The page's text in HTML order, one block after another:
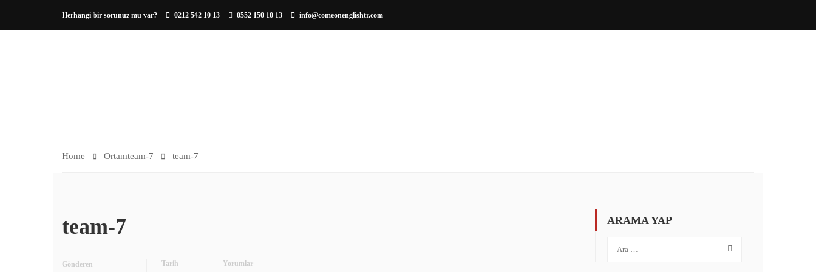
Herhangi bir sorunuz mu var? 0212 542 10 13 0552 150 10 13 info@comeonenglishtr.com
Home Ortamteam-7 team-7
team-7
Gönderen
Tarih
Yorumlar
ARAMA YAP